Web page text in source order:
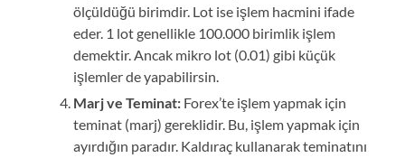
ölçüldüğü birimdir. Lot ise işlem hacmini ifade
eder. 1 lot genellikle 100.000 birimlik işlem
demektir. Ancak mikro lot (0.01) gibi küçük
işlemler de yapabilirsin.
Marj ve Teminat: Forex’te işlem yapmak için
teminat (marj) gereklidir. Bu, işlem yapmak için
ayırdığın paradır. Kaldıraç kullanarak teminatını